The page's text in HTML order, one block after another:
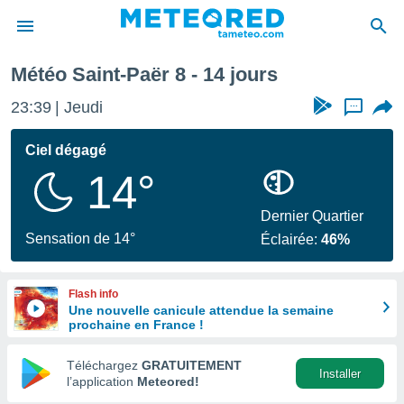
de
en
Météo Saint-Paër 8 - 14 jours
23:39 Jeudi ...
Ciel dégagé
14°
Sensation de 14°
Dernier Quartier
Éclairée:46%
Flash info
Une nouvelle canicule attendue la semaine
prochaine en France !
Téléchargez GRATUITEMENT
l’application Meteored!
Installer